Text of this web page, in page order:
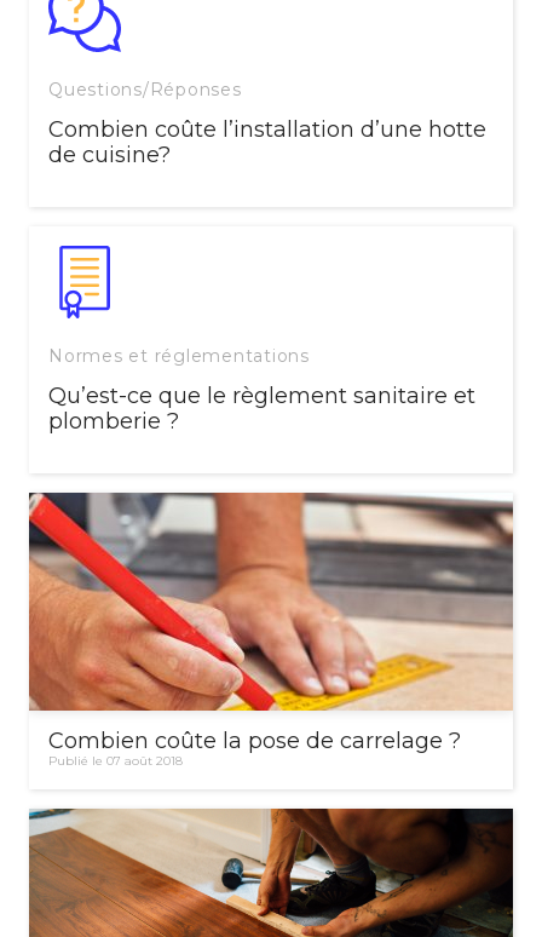
Questions/Réponses
Combien coûte l’installation d’une hotte
de cuisine?
Normes et réglementations
Qu’est-ce que le règlement sanitaire et
plomberie ?
Combien coûte la pose de carrelage ?
Publié le 07 août 2018